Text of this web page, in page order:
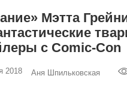
Мэтта
с Comic-Con
2018 Аня Шпильковская